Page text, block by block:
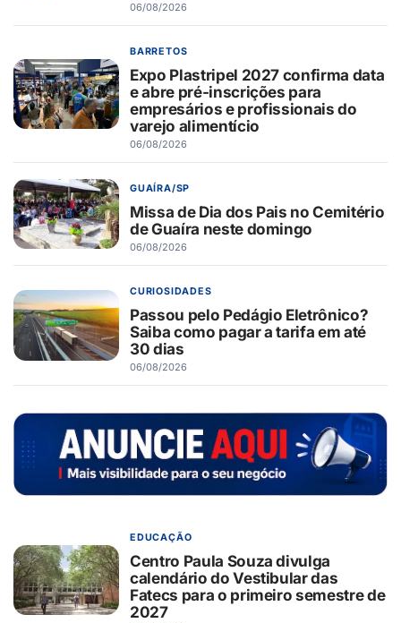
06/08/2026
BARRETOS
Expo Plastripel 2027 confirma data
e abre pré-inscrições para
empresários e profissionais do
varejo alimentício
06/08/2026
GUAÍRA/SP
Missa de Dia dos Pais no Cemitério
de Guaíra neste domingo
06/08/2026
CURIOSIDADES
Passou pelo Pedágio Eletrônico?
Saiba como pagar a tarifa em até
30 dias
06/08/2026
EDUCAÇÃO
Centro Paula Souza divulga
calendário do Vestibular das
Fatecs para o primeiro semestre de
2027